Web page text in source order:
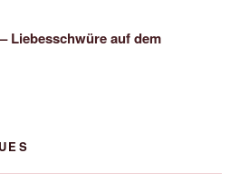
Liebesschwüre auf dem